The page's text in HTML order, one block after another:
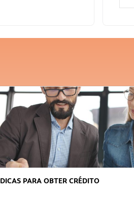
DICAS PARA OBTER CRÉDITO